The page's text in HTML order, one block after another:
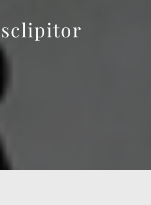
sclipitor